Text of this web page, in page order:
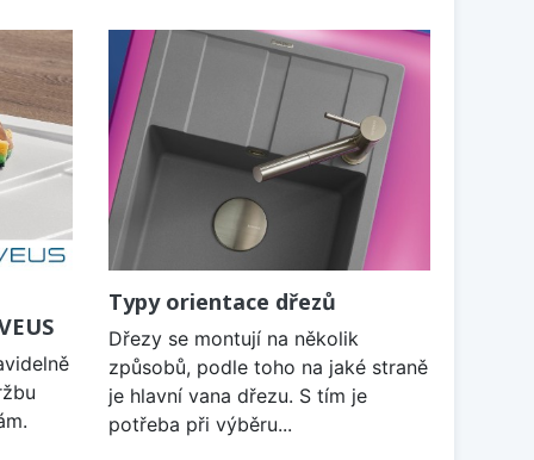
Typy orientace dřezů
Dřezy se montují na několik
způsobů, podle toho na jaké straně
je hlavní vana dřezu. S tím je
potřeba při výběru...